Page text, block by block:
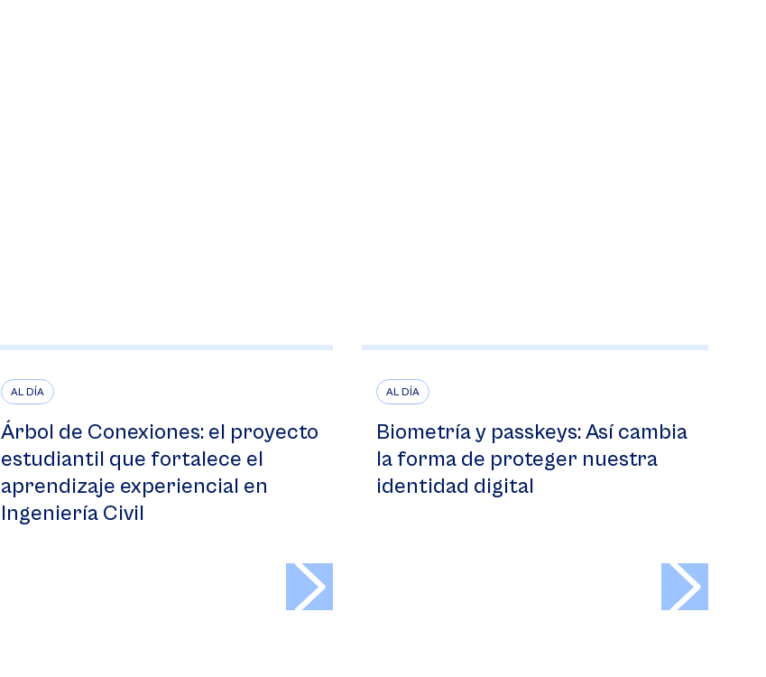
AL DÍA
Árbol de Conexiones: el proyecto
estudiantil que fortalece el
aprendizaje experiencial en
Ingeniería Civil
AL DÍA
Biometría y passkeys: Así cambia
la forma de proteger nuestra
identidad digital